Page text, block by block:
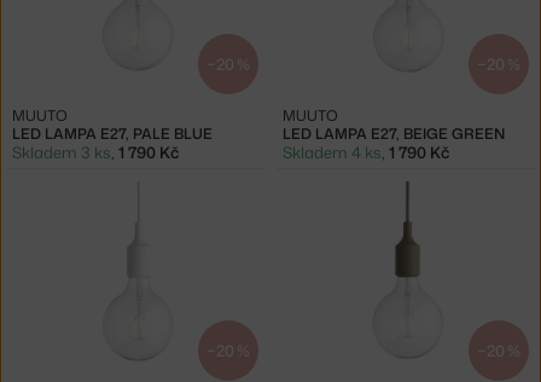
−20 %
LED LAMPA E27, PALE BLUE
MUUTO
Skladem 3 ks, 1 790 Kč
−20 %
LED LAMPA E27, BEIGE GREEN
MUUTO
Skladem 4 ks, 1 790 Kč
−20 % −20 %